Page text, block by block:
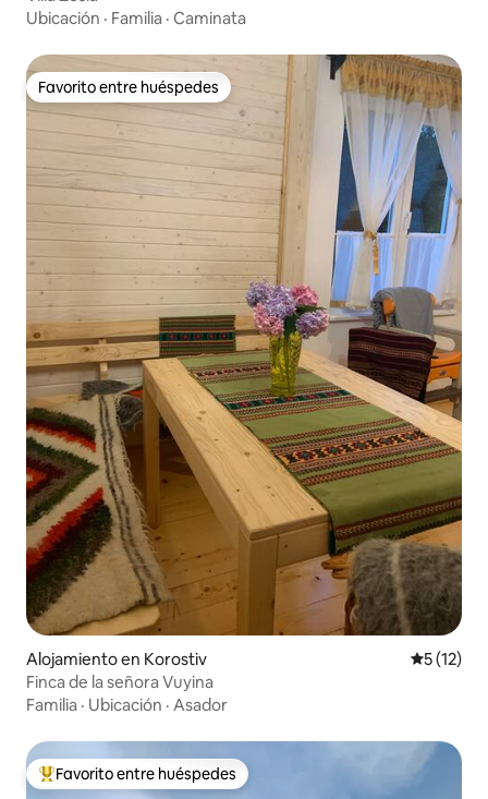
Ubicación · Familia · Caminata
Favorito entre huéspedes
Favorito entre huéspedes
Alojamiento en Korostiv
5 (12)
Finca de la señora Vuyina
Familia · Ubicación · Asador
Favorito entre los huéspedes más destacados
Favorito entre huéspedes